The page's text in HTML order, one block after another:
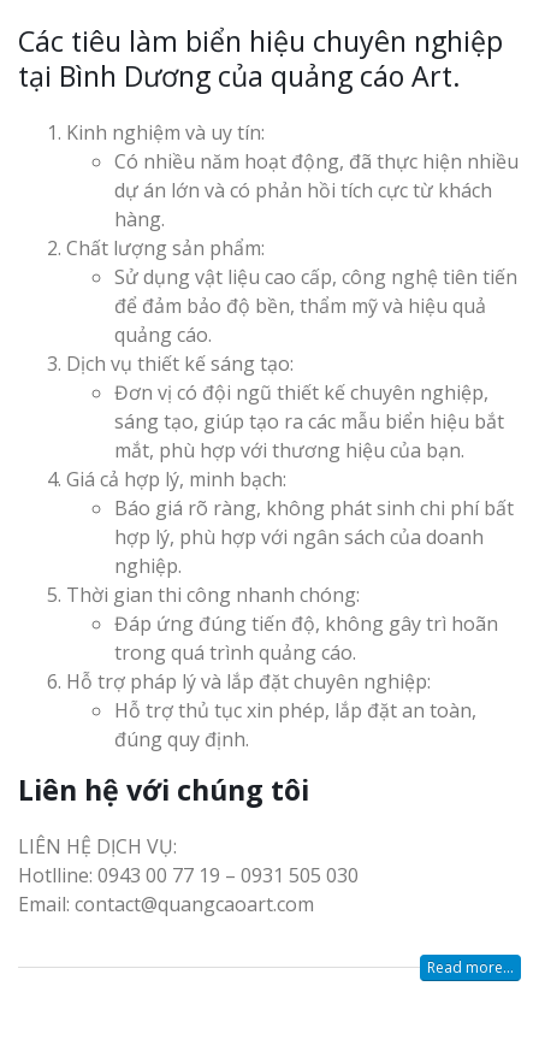
Các tiêu làm biển hiệu chuyên nghiệp
tại Bình Dương của quảng cáo Art.
Kinh nghiệm và uy tín:
Có nhiều năm hoạt động, đã thực hiện nhiều
dự án lớn và có phản hồi tích cực từ khách
hàng.
Chất lượng sản phẩm:
Sử dụng vật liệu cao cấp, công nghệ tiên tiến
để đảm bảo độ bền, thẩm mỹ và hiệu quả
quảng cáo.
Dịch vụ thiết kế sáng tạo:
Đơn vị có đội ngũ thiết kế chuyên nghiệp,
sáng tạo, giúp tạo ra các mẫu biển hiệu bắt
mắt, phù hợp với thương hiệu của bạn.
Giá cả hợp lý, minh bạch:
Báo giá rõ ràng, không phát sinh chi phí bất
hợp lý, phù hợp với ngân sách của doanh
nghiệp.
Thời gian thi công nhanh chóng:
Đáp ứng đúng tiến độ, không gây trì hoãn
trong quá trình quảng cáo.
Hỗ trợ pháp lý và lắp đặt chuyên nghiệp:
Hỗ trợ thủ tục xin phép, lắp đặt an toàn,
đúng quy định.
Liên hệ với chúng tôi
LIÊN HỆ DỊCH VỤ:
Hotlline: 0943 00 77 19 – 0931 505 030
Email: contact@quangcaoart.com
Read more...